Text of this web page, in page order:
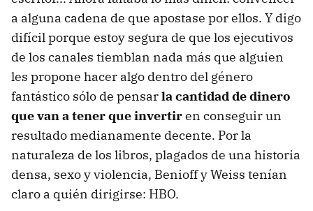
a alguna cadena de que apostase por ellos. Y digo
difícil porque estoy segura de que los ejecutivos
de los canales tiemblan nada más que alguien
les propone hacer algo dentro del género
fantástico sólo de pensarla cantidad de dinero
que van a tener que invertiren conseguir un
resultado medianamente decente. Por la
naturaleza de los libros, plagados de una historia
densa, sexo y violencia, Benioff y Weiss tenían
claro a quién dirigirse: HBO.